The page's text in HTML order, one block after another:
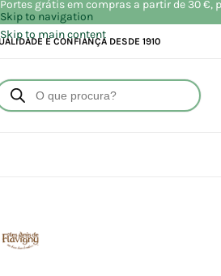
Skip to navigation
Skip to main content
E CONFIANÇA DESDE 1910
Portes grátis em compras a partir de 30 €,